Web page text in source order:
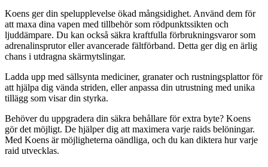
Koens ger din spelupplevelse ökad mångsidighet. Använd dem för
att maxa dina vapen med tillbehör som rödpunktssikten och
ljuddämpare. Du kan också säkra kraftfulla förbrukningsvaror som
adrenalinsprutor eller avancerade fältförband. Detta ger dig en ärlig
chans i utdragna skärmytslingar.
Ladda upp med sällsynta mediciner, granater och rustningsplattor för
att hjälpa dig vända striden, eller anpassa din utrustning med unika
tillägg som visar din styrka.
Behöver du uppgradera din säkra behållare för extra byte? Koens
gör det möjligt. De hjälper dig att maximera varje raids belöningar.
Med Koens är möjligheterna oändliga, och du kan diktera hur varje
raid utvecklas.